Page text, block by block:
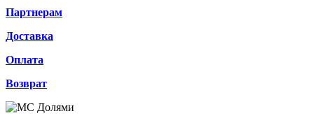
Партнерам
Доставка
Оплата
Возврат